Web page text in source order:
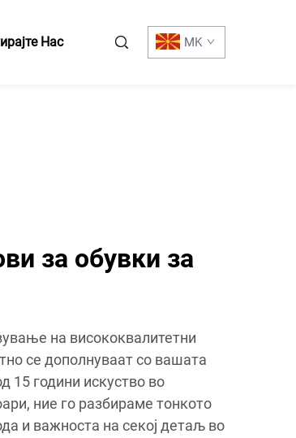
Нас MK
за обувки за
на висококвалитетни
се дополнуваат со вашата
15 години искуство во
ние го разбираме тонкото
и важноста на секој детаљ во